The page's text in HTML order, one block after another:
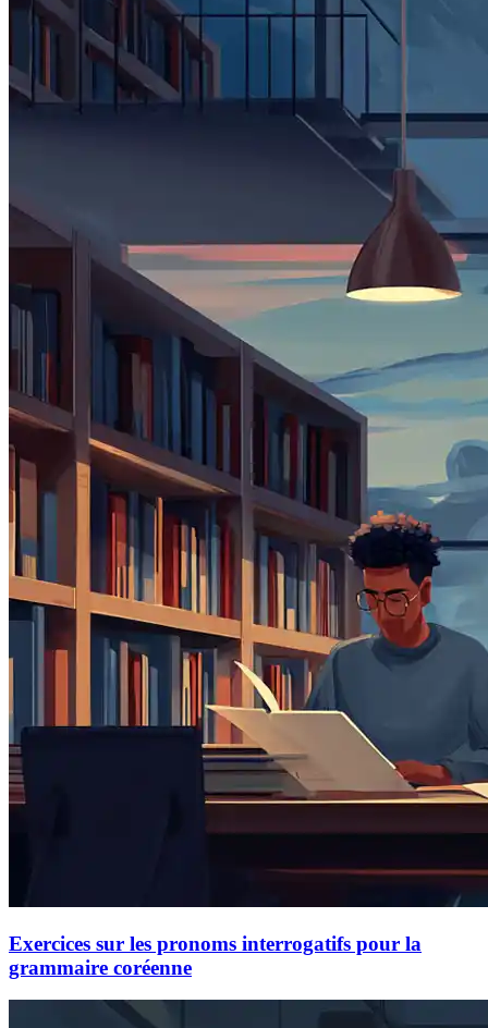
Exercices sur les pronoms interrogatifs pour la
grammaire coréenne